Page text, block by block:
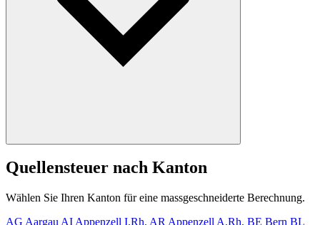
Es gilt grundsätzlich das Wohnortprinzip: Die Quellensteuer wird
beim Steueramt am Wohnort des Arbeitnehmenden angemeldet. Bei
das Arbeitsortprinzip.
Quellensteuer nach Kanton
Wählen Sie Ihren Kanton für eine massgeschneiderte Berechnung.
AG Aargau AI Appenzell I.Rh. AR Appenzell A.Rh. BE Bern BL